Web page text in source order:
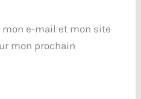
e-mail et mon site
mon prochain